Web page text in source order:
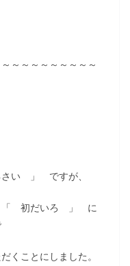
～～～～～～～～～
い 」 ですが、
「 初だいろ 」 に
くことにしました。